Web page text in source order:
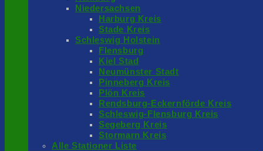
Niedersachsen
Harburg Kreis
Stade Kreis
Schleswig Holstein
Flensburg
Kiel Stad
Neumünster Stadt
Pinneberg Kreis
Plön Kreis
Rendsburg-Eckernförde Kreis
Schleswig-Flensburg Kreis
Segeberg Kreis
Stormarn Kreis
Alle Stationer Liste